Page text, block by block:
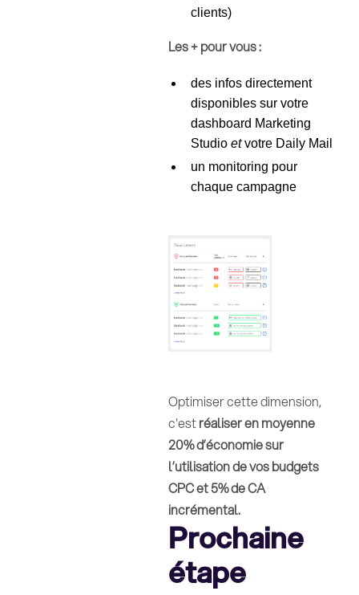
clients)
Les + pour vous :
des infos directement
disponibles sur votre
dashboard Marketing
Studioetvotre Daily Mail
un monitoring pour
chaque campagne
Optimiser cette dimension,
c'estréaliser en moyenne
20% d’économie sur
l’utilisation de vos budgets
CPC et 5% de CA
incrémental.
Prochaine
étape